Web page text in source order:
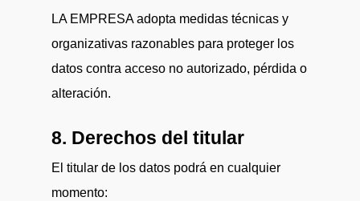
LA EMPRESA adopta medidas técnicas y
organizativas razonables para proteger los
datos contra acceso no autorizado, pérdida o
alteración.
8. Derechos del titular
El titular de los datos podrá en cualquier
momento: